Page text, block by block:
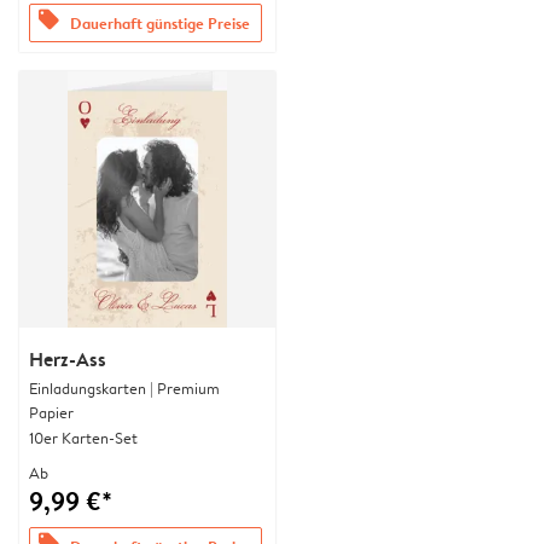
offers Dauerhaft günstige Preise
Herz-Ass
Einladungskarten | Premium
Papier
10er Karten-Set
Ab
9,99 €*